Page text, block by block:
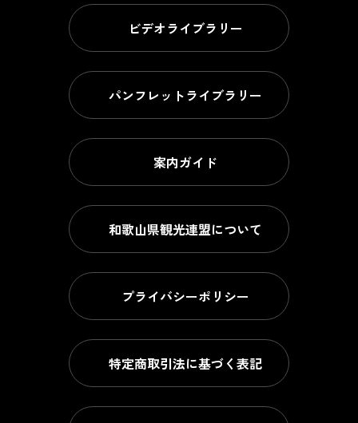
ビデオライブラリー
パンフレットライブラリー
案内ガイド
和歌山県観光連盟について
プライバシーポリシー
特定商取引法に基づく表記